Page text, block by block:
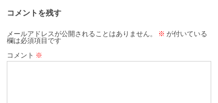
コメントを残す
メールアドレスが公開されることはありません。 ※ が付いている
欄は必須項目です
コメント ※